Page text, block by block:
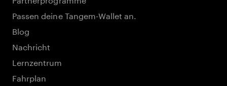
Passen deine Tangem-Wallet an.
Blog
Nachricht
Lernzentrum
Fahrplan